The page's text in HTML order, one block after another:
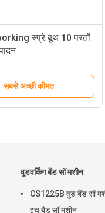
स्प्रे बूथ 10 परतों
सबसे अच्छी कीमत
वुडवर्किंग बैंड सॉ मशीन
CS1225B वुड बैंड सॉ
इंच बैंड सॉ मशीन